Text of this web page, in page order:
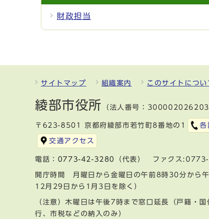
財政担当
サイトマップ 組織案内 このサイトについ
綾部市役所 （法人番号：
〒623-8501 京都府綾部市若竹町8番地の1 各
交通アクセス
電話： 0773-42-3280 （代表） ファクス
開庁時間 月曜日から金曜日の午前8時30分から
12月29日から1月3日を除く）
（注意）木曜日は午後7時まで窓口延長（戸籍・
行、市税などの納入のみ）